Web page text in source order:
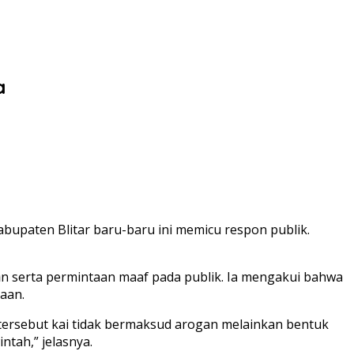
Blitar baru-baru ini memicu respon publik.
serta permintaan maaf pada publik. Ia mengakui bahwa
kai tidak bermaksud arogan melainkan bentuk
jelasnya.